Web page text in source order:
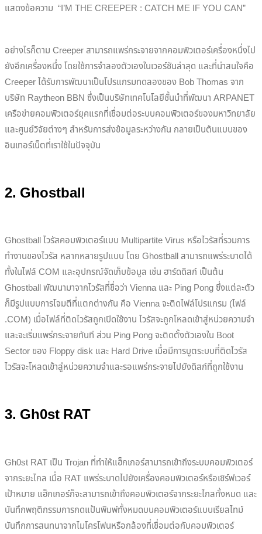
แสดงข้อความ “I’M THE CREEPER : CATCH ME IF YOU CAN”
อย่างไรก็ตาม Creeper สามารถแพร่กระจายจากคอมพิวเตอร์เครื่องหนึ่งไป
ยังอีกเครื่องหนึ่ง โดยใช้การจำลองตัวเองในเวอร์ชันล่าสุด และที่น่าสนใจคือ
Creeper ได้รับการพัฒนาเป็นโปรแกรมทดลองของ Bob Thomas จาก
บริษัท Raytheon BBN ซึ่งเป็นบริษัทเทคโนโลยีชั้นนำที่พัฒนา ARPANET
เครือข่ายคอมพิวเตอร์ยุคแรกที่เชื่อมต่อระบบคอมพิวเตอร์ของมหาวิทยาลัย
และศูนย์วิจัยต่างๆ สำหรับการส่งข้อมูลระหว่างกัน กลายเป็นต้นแบบของ
อินเทอร์เน็ตที่เราใช้ในปัจจุบัน
2. Ghostball
Ghostball ไวรัสคอมพิวเตอร์แบบ Multipartite Virus หรือไวรัสที่รวมการ
ทำงานของไวรัส หลากหลายรูปแบบ โดย Ghostball สามารถแพร่ระบาดได้
ทั้งในไฟล์ COM และอุปกรณ์จัดเก็บข้อมูล เช่น ฮาร์ดดิสก์ เป็นต้น
Ghostball พัฒนามาจากไวรัสที่ชื่อว่า Vienna และ Ping Pong ซึ่งแต่ละตัว
ก็มีรูปแบบการโจมตีที่แตกต่างกัน คือ Vienna จะติดไฟล์โปรแกรม (ไฟล์
.COM) เมื่อไฟล์ที่ติดไวรัสถูกเปิดใช้งาน ไวรัสจะถูกโหลดเข้าสู่หน่วยความจำ
และจะเริ่มแพร่กระจายทันที ส่วน Ping Pong จะติดตั้งตัวเองใน Boot
Sector ของ Floppy disk และ Hard Drive เมื่อมีการบูตระบบที่ติดไวรัส
ไวรัสจะโหลดเข้าสู่หน่วยความจำและรอแพร่กระจายไปยังดิสก์ที่ถูกใช้งาน
3. Gh0st RAT
Gh0st RAT เป็น Trojan ที่ทำให้แฮ็กเกอร์สามารถเข้าถึงระบบคอมพิวเตอร์
จากระยะไกล เมื่อ RAT แพร่ระบาดไปยังเครื่องคอมพิวเตอร์หรือเซิร์ฟเวอร์
เป้าหมาย แฮ็กเกอร์ก็จะสามารถเข้าถึงคอมพิวเตอร์จากระยะไกลทั้งหมด และ
บันทึกพฤติกรรมการกดแป้นพิมพ์ทั้งหมดบนคอมพิวเตอร์แบบเรียลไทม์
บันทึกการสนทนาจากไมโครโฟนหรือกล้องที่เชื่อมต่อกับคอมพิวเตอร์